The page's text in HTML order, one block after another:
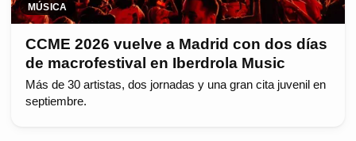
MÚSICA
CCME 2026 vuelve a Madrid con dos días
de macrofestival en Iberdrola Music
Más de 30 artistas, dos jornadas y una gran cita juvenil en
septiembre.